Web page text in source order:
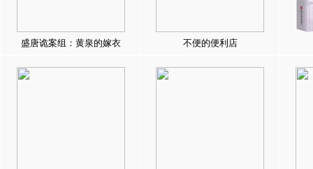
盛唐诡案组：黄泉的嫁衣 不便的便利店